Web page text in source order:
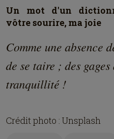
Un mot d'un
vôtre sourire, ma joie
Comme une absence
de se taire ; des gages
tranquillité !
Crédit photo : Unsplash